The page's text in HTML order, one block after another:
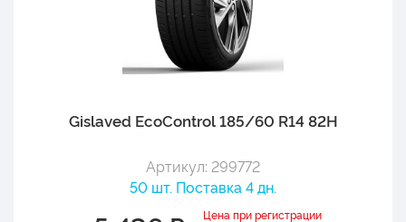
Gislaved EcoControl 185/60 R14 82H
Артикул: 299772
50 шт. Поставка 4 дн.
Цена при регистрации